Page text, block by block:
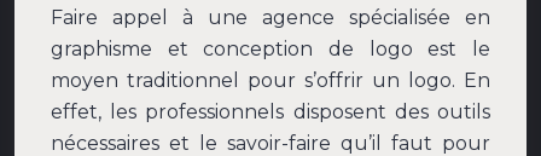
Faire appel à une agence spécialisée en
graphisme et conception de logo est le
moyen traditionnel pour s’offrir un logo. En
effet, les professionnels disposent des outils
nécessaires et le savoir-faire qu’il faut pour